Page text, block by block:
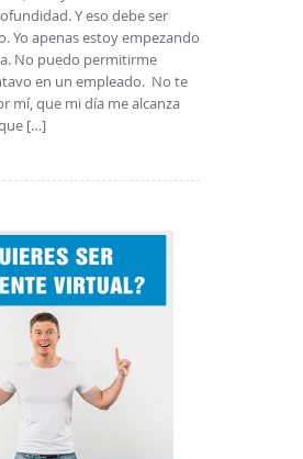
Y eso debe ser
Yo apenas estoy empezando
No puedo permitirme
en un empleado. No te
mí, que mi día me alcanza
[…]